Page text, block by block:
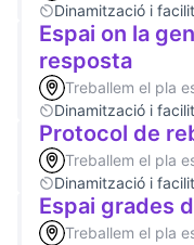
Dinamització i
Espai on la
resposta
Treballem el pla
Dinamització i
Protocol de
Treballem el pla
Dinamització i
Espai grades
Treballem el pla